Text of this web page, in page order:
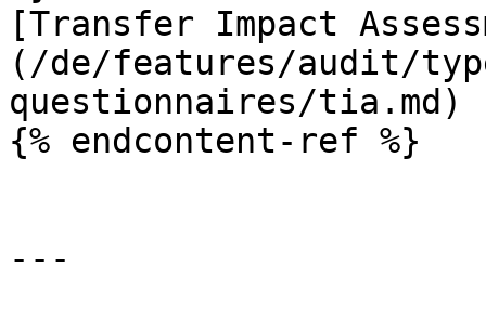
[Transfer Impact
(/de/features/audit/
questionnaires/tia.md)
{% endcontent-ref %}
---